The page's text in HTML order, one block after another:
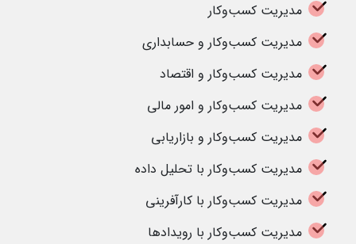
مدیریت کسب‌وکار
مدیریت کسب‌وکار و حسابداری
مدیریت کسب‌وکار و اقتصاد
مدیریت کسب‌وکار و امور مالی
مدیریت کسب‌وکار و بازاریابی
مدیریت کسب‌وکار با تحلیل داده
مدیریت کسب‌وکار با کارآفرینی
مدیریت کسب‌وکار با رویدادها